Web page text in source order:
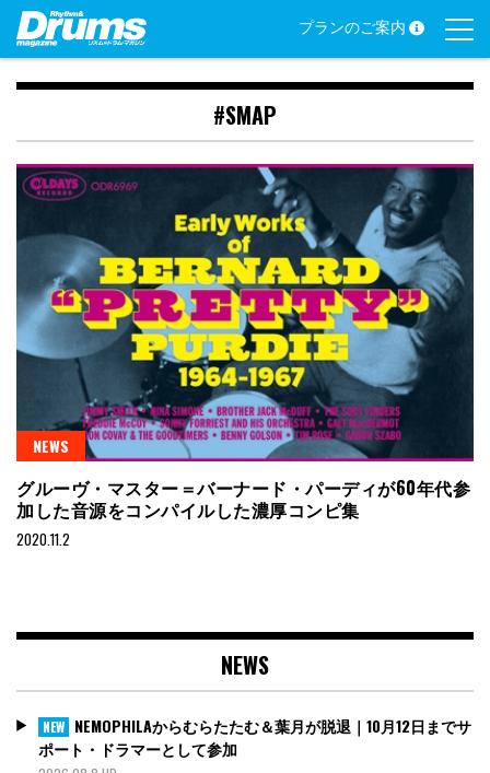
Skip
content
プランのご案内
#SMAP
NEWS
グルーヴ・マスター＝バーナード・パーディが60年代参
加した音源をコンパイルした濃厚コンピ集
2020.11.2
NEWS
NEW NEMOPHILAからむらたたむ＆葉月が脱退｜10月12日までサ
ポート・ドラマーとして参加